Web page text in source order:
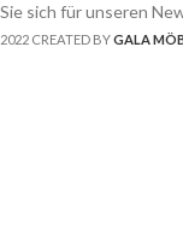
Sie sich für unseren
2022 CREATED BYGALA